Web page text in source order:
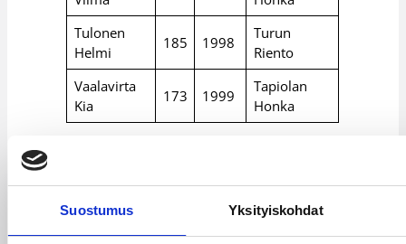
Suostumus Yksityiskohdat
Tulonen
Helmi
185 1998
Turun
Riento
Vaalavirta
Kia
173 1999
Tapiolan
Honka
Päävalmentaja Jussi Räikkä
Valmentaja Petka Lehtinen
Valmentaja Miikka Sopanen